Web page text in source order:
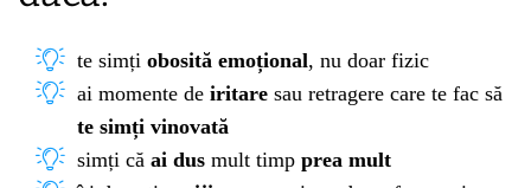
te simți obosită emoțional, nu doar fizic
ai momente de iritare sau retragere care te fac să
te simți vinovată
simți că ai dus mult timp prea mult